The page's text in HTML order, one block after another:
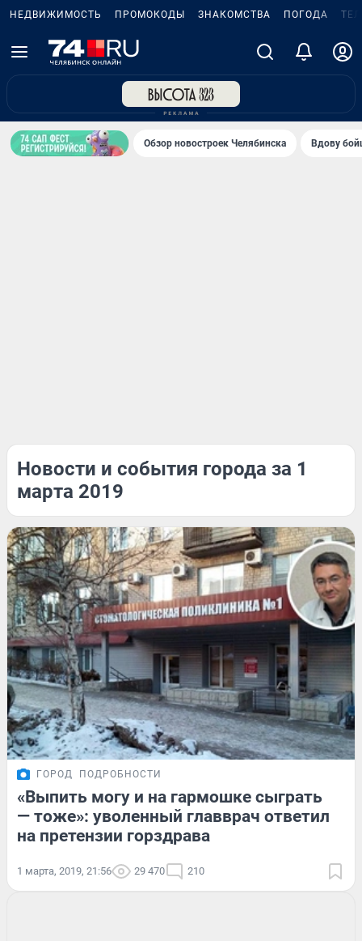
НЕДВИЖИМОСТЬ ПРОМОКОДЫ ЗНАКОМСТВА ПОГОДА
Обзор новостроек Челябинска Вдову
Новости и события города за 1
марта 2019
ГОРОД ПОДРОБНОСТИ
«Выпить могу и на гармошке сыграть
— тоже»: уволенный главврач ответил
на претензии горздрава
1 марта, 2019, 21:56 29 470 210